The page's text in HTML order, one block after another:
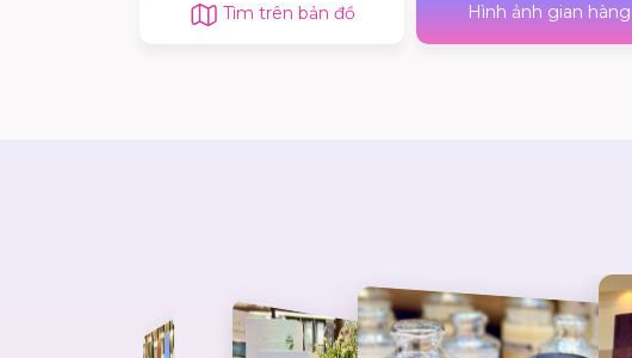
Tìm trên bản đồ Hình ảnh gian hàng